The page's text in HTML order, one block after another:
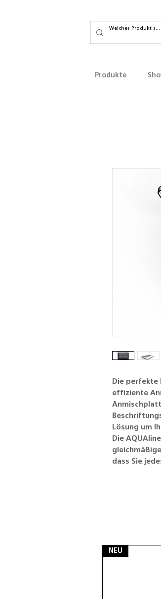
Produkte
Die perfekte
effiziente
Lösung um
Die
dass Sie
NEU